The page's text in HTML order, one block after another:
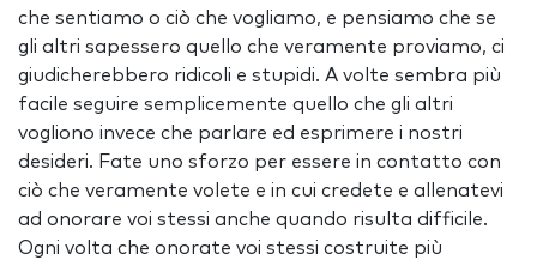
che sentiamo o ciò che vogliamo, e pensiamo che se
gli altri sapessero quello che veramente proviamo, ci
giudicherebbero ridicoli e stupidi. A volte sembra più
facile seguire semplicemente quello che gli altri
vogliono invece che parlare ed esprimere i nostri
desideri. Fate uno sforzo per essere in contatto con
ciò che veramente volete e in cui credete e allenatevi
ad onorare voi stessi anche quando risulta difficile.
Ogni volta che onorate voi stessi costruite più